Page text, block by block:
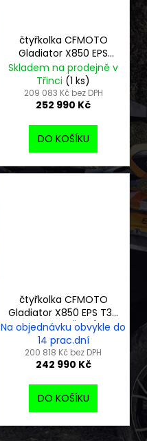
čtyřkolka CFMOTO
Gladiator X850 EPS
EU5+ G3 oranžová
Skladem na prodejně v
Třinci (1 ks)
209 083 Kč bez DPH
252 990 Kč
DO KOŠÍKU
čtyřkolka CFMOTO
Gladiator X850 EPS T3b
G3 ORANŽOVÁ
Na objednávku obvykle do
14 prac.dní
200 818 Kč bez DPH
242 990 Kč
DO KOŠÍKU